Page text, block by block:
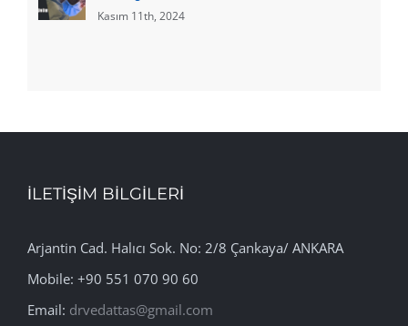
Kasım 11th, 2024
İLETİŞİM BİLGİLERİ
Arjantin Cad. Halıcı Sok. No: 2/8 Çankaya/ ANKARA
Mobile: +90 551 070 90 60
Email: drvedattas@gmail.com